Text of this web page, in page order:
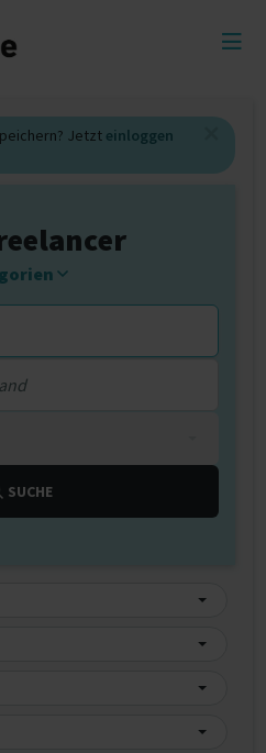
Jetzt einloggen
SUCHE